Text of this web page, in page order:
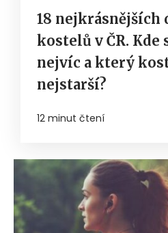
18 nejkrásnějších
kostelů v ČR. Kde
nejvíc a který
nejstarší?
12 minut čtení